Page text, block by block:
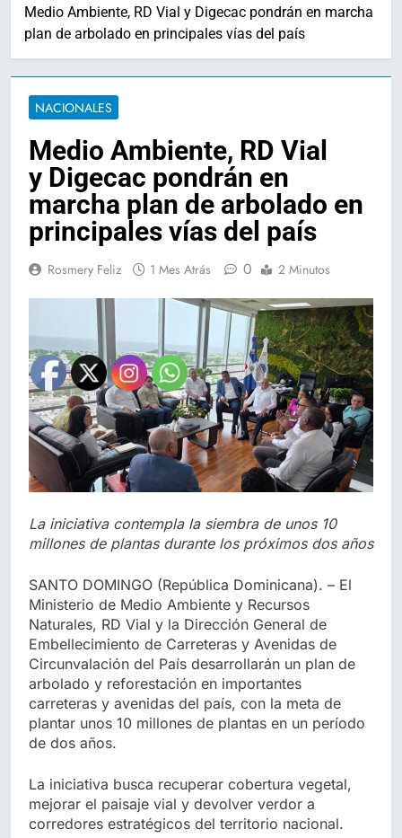
Medio Ambiente, RD Vial y Digecac pondrán en marcha
plan de arbolado en principales vías del país
NACIONALES
Medio Ambiente, RD Vial
y Digecac pondrán en
marcha plan de arbolado en
principales vías del país
Rosmery Feliz 1 Mes Atrás 0 2 Minutos
La iniciativa contempla la siembra de unos 10
millones de plantas durante los próximos dos años
SANTO DOMINGO (República Dominicana). – El
Ministerio de Medio Ambiente y Recursos
Naturales, RD Vial y la Dirección General de
Embellecimiento de Carreteras y Avenidas de
Circunvalación del País desarrollarán un plan de
arbolado y reforestación en importantes
carreteras y avenidas del país, con la meta de
plantar unos 10 millones de plantas en un período
de dos años.
La iniciativa busca recuperar cobertura vegetal,
mejorar el paisaje vial y devolver verdor a
corredores estratégicos del territorio nacional.